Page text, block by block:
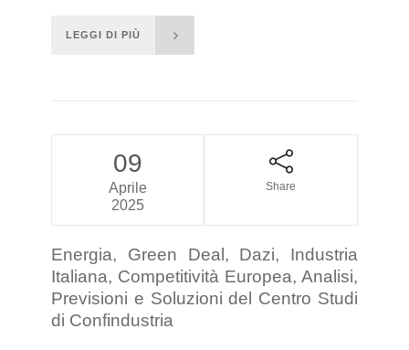
LEGGI DI PIÙ
09
Aprile
2025
Share
Energia, Green Deal, Dazi, Industria
Italiana, Competitività Europea, Analisi,
Previsioni e Soluzioni del Centro Studi
di Confindustria